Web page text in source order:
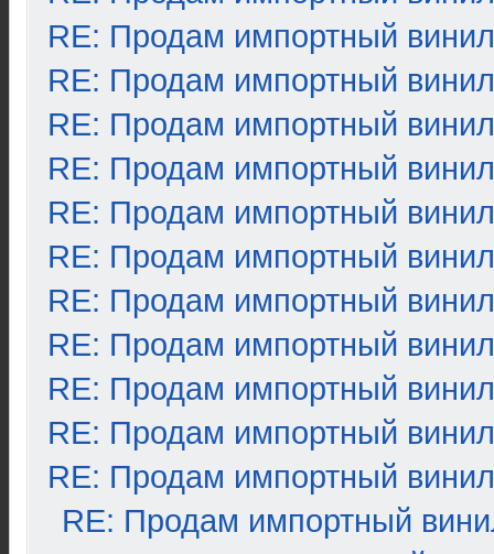
RE: Продам импортный винил
RE: Продам импортный винил
RE: Продам импортный винил
RE: Продам импортный винил
RE: Продам импортный винил
RE: Продам импортный винил
RE: Продам импортный винил
RE: Продам импортный винил
RE: Продам импортный винил
RE: Продам импортный винил
RE: Продам импортный винил
RE: Продам импортный